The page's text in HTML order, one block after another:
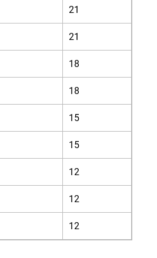
21
21
18
18
15
15
12
12
12